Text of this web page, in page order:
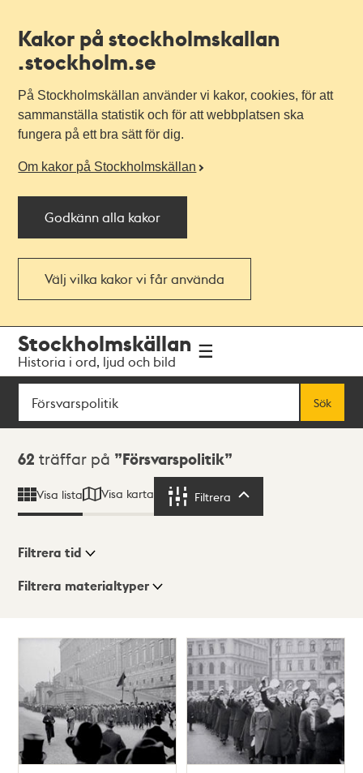
Kakor på stockholmskallan
.stockholm.se
På Stockholmskällan använder vi kakor, cookies, för att
sammanställa statistik och för att webbplatsen ska
fungera på ett bra sätt för dig.
Om kakor på Stockholmskällan
Godkänn alla kakor
Välj vilka kakor vi får använda
navigationen
huvudinnehållet
Stockholmskällan
Historia i ord, ljud och bild
Sök
Sök
Sökresultat
62 träffar på Försvarspolitik
Visa lista Visa karta Filtrera
Visningsläge
Filtrera tid
Filtrera materialtyper